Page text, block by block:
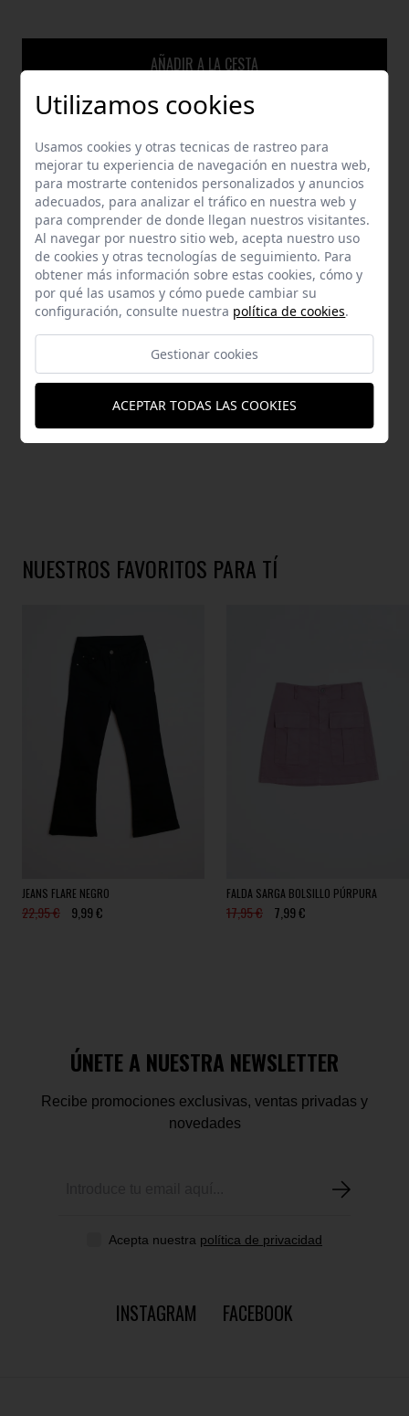
AÑADIR A LA CESTA
GUÍA DE TALLAS
ENVÍOS Y DEVOLUCIONES
AYUDA
DESCRIPCIÓN
Medidas: 25.0 x 14.0x 6.0 cm. (largo x alto x fondo).Hecho en P.R.C
NUESTROS FAVORITOS PARA TÍ
JEANS FLARE NEGRO
22,95 € 9,99 €
FALDA SARGA BOLSILLO PÚRPURA
17,95 € 7,99 €
ÚNETE A NUESTRA NEWSLETTER
Recibe promociones exclusivas, ventas privadas y
novedades
Acepta nuestra política de privacidad
INSTAGRAM FACEBOOK
Utilizamos cookies
Usamos cookies y otras tecnicas de rastreo para
mejorar tu experiencia de navegación en nuestra web,
para mostrarte contenidos personalizados y anuncios
adecuados, para analizar el tráfico en nuestra web y
para comprender de donde llegan nuestros visitantes.
Al navegar por nuestro sitio web, acepta nuestro uso
de cookies y otras tecnologías de seguimiento. Para
obtener más información sobre estas cookies, cómo y
por qué las usamos y cómo puede cambiar su
configuración, consulte nuestra política de cookies.
Gestionar cookies
ACEPTAR TODAS LAS COOKIES